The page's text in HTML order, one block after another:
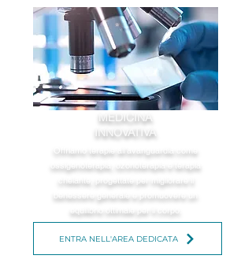
MEDICINA
INNOVATIVA
Offriamo terapie all’avanguardia come
ossigenoterapia, ozonoterapia e terapia
chelante, progettate per migliorare il
benessere generale e promuovere un
equilibrio ottimale per il corpo.
ENTRA NELL'AREA DEDICATA